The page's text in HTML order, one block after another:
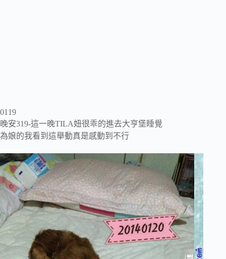
0119
晚安319-這一晚TILA妞很乖的進去大亨堡睡覺
為娘的我看到這舉動真是感動到不行